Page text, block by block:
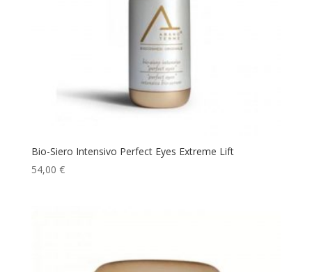
Bio-Siero Intensivo Perfect Eyes Extreme Lift
54,00 €